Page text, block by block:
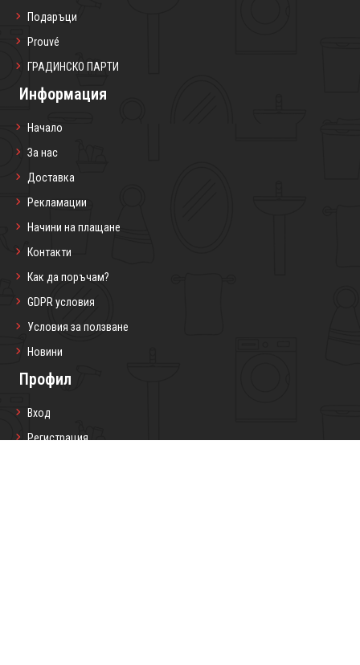
Подаръци
Prouvé
ГРАДИНСКО ПАРТИ
Информация
Начало
За нас
Доставка
Рекламации
Начини на плащане
Контакти
Как да поръчам?
GDPR условия
Условия за ползване
Новини
Профил
Вход
Регистрация